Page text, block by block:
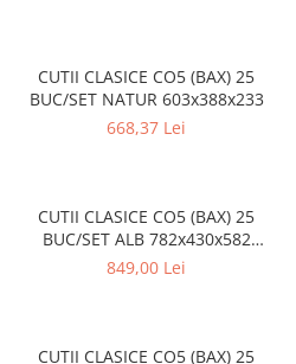
CUTII CLASICE CO5 (BAX) 25
BUC/SET NATUR 603x388x233
668,37 Lei
CUTII CLASICE CO5 (BAX) 25
BUC/SET ALB 782x430x582
mm
849,00 Lei
CUTII CLASICE CO5 (BAX) 25